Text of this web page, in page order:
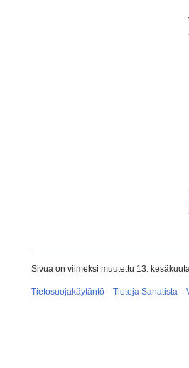
Sivua on viimeksi muutettu 13.
Tietosuojakäytäntö Tietoja Sanatista